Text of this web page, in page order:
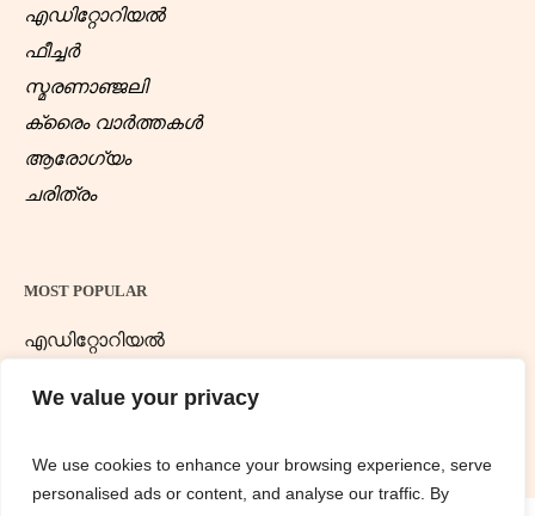
We value your privacy
We use cookies to enhance your browsing experience, serve
personalised ads or content, and analyse our traffic. By
എഡിറ്റോറിയൽ
ഫീച്ചർ
സ്മരണാഞ്ജലി
ക്രൈം വാർത്തകൾ
ആരോഗ്യം
ചരിത്രം
MOST POPULAR
എഡിറ്റോറിയൽ